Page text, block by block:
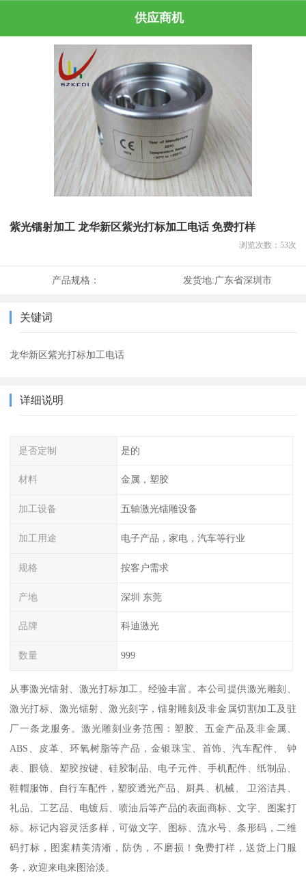
供应商机
紫光镭射加工 龙华新区紫光打标加工电话 免费打样
浏览次数： 53次
产品规格： 发货地:广东省深圳市
关键词
龙华新区紫光打标加工电话
详细说明
是否定制 是的
材料 金属，塑胶
加工设备 五轴激光镭雕设备
加工用途 电子产品，家电，汽车等行业
规格 按客户需求
产地 深圳 东莞
品牌 科迪激光
数量 999
从事激光镭射、激光打标加工。经验丰富。本公司提供激光雕刻、
激光打标、激光镭射、激光刻字，镭射雕刻及非金属切割加工及驻
厂一条龙服务。激光雕刻业务范围：塑胶、五金产品及非金属、
ABS、皮革、环氧树脂等产品，金银珠宝、首饰、汽车配件、 钟
表、眼镜、塑胶按键、硅胶制品、电子元件、手机配件、纸制品、
鞋帽服饰、自行车配件，塑胶透光产品、厨具、机械、 卫浴洁具、
礼品、工艺品、电镀后、喷油后等产品的表面商标、文字、图案打
标。标记内容灵活多样，可做文字、图标、流水号、条形码，二维
码打标，图案精美清淅，防伪，不磨损！免费打样，送货上门服
务，欢迎来电来图洽淡。